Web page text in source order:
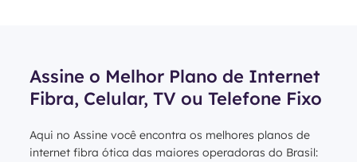
Assine o Melhor Plano de Internet
Fibra, Celular, TV ou Telefone Fixo
Aqui no Assine você encontra os melhores planos de
internet fibra ótica das maiores operadoras do Brasil: